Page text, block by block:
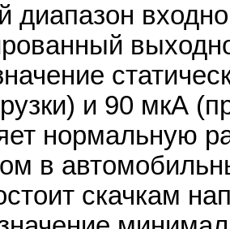
диапазон
и 90 мкА
нормальную
в
скачкам